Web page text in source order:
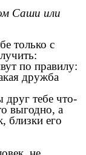
Саши или
только с
по правилу:
дружба
тебе что-
выгодно, а
близки его